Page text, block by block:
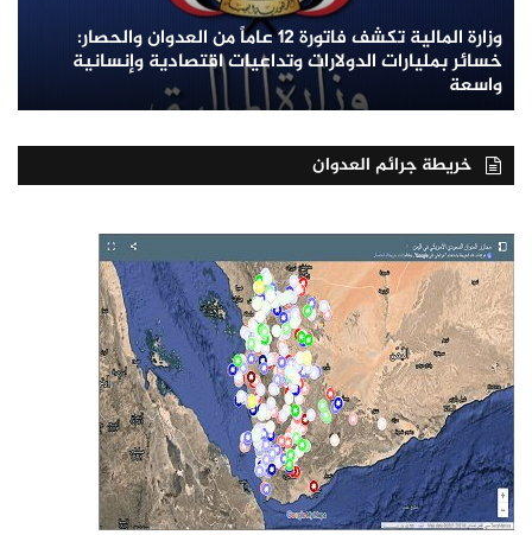
وزارة المالية تكشف فاتورة 12 عاماً من العدوان والحصار:
خسائر بمليارات الدولارات وتداعيات اقتصادية وإنسانية
واسعة
خريطة جرائم العدوان